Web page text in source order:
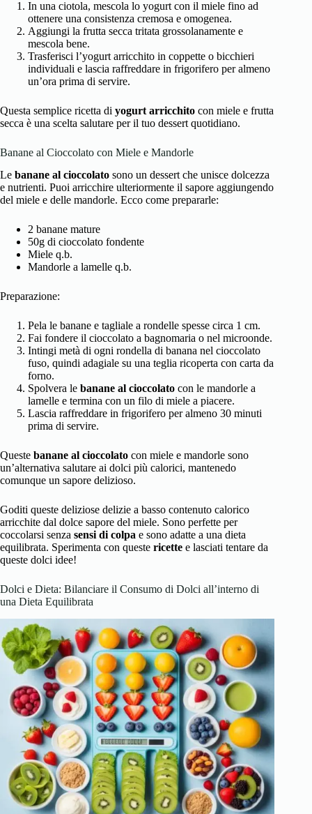
In una ciotola, mescola lo yogurt con il miele fino ad
ottenere una consistenza cremosa e omogenea.
Aggiungi la frutta secca tritata grossolanamente e
mescola bene.
Trasferisci l’yogurt arricchito in coppette o bicchieri
individuali e lascia raffreddare in frigorifero per almeno
un’ora prima di servire.
Questa semplice ricetta di yogurt arricchito con miele e frutta
secca è una scelta salutare per il tuo dessert quotidiano.
Banane al Cioccolato con Miele e Mandorle
Le banane al cioccolato sono un dessert che unisce dolcezza
e nutrienti. Puoi arricchire ulteriormente il sapore aggiungendo
del miele e delle mandorle. Ecco come prepararle:
2 banane mature
50g di cioccolato fondente
Miele q.b.
Mandorle a lamelle q.b.
Preparazione:
Pela le banane e tagliale a rondelle spesse circa 1 cm.
Fai fondere il cioccolato a bagnomaria o nel microonde.
Intingi metà di ogni rondella di banana nel cioccolato
fuso, quindi adagiale su una teglia ricoperta con carta da
forno.
Spolvera le banane al cioccolato con le mandorle a
lamelle e termina con un filo di miele a piacere.
Lascia raffreddare in frigorifero per almeno 30 minuti
prima di servire.
Queste banane al cioccolato con miele e mandorle sono
un’alternativa salutare ai dolci più calorici, mantenedo
comunque un sapore delizioso.
Goditi queste deliziose delizie a basso contenuto calorico
arricchite dal dolce sapore del miele. Sono perfette per
coccolarsi senza sensi di colpa e sono adatte a una dieta
equilibrata. Sperimenta con queste ricette e lasciati tentare da
queste dolci idee!
Dolci e Dieta: Bilanciare il Consumo di Dolci all’interno di
una Dieta Equilibrata